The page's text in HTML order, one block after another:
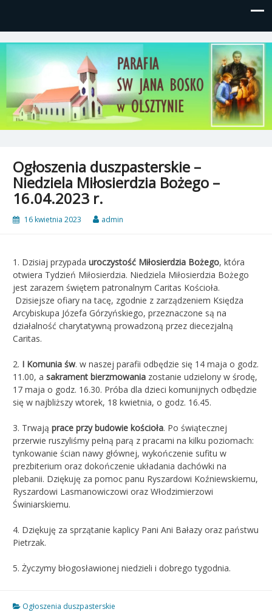
Parafia św, Jana Bosko w
Olsztynie
Gutkowo, ul. Żółkiewskiego 1
Ogłoszenia duszpasterskie –
Niedziela Miłosierdzia Bożego –
16.04.2023 r.
16 kwietnia 2023 admin
1. Dzisiaj przypada uroczystość Miłosierdzia Bożego, która
otwiera Tydzień Miłosierdzia. Niedziela Miłosierdzia Bożego
jest zarazem świętem patronalnym Caritas Kościoła.
Dzisiejsze ofiary na tacę, zgodnie z zarządzeniem Księdza
Arcybiskupa Józefa Górzyńskiego, przeznaczone są na
działalność charytatywną prowadzoną przez diecezjalną
Caritas.
2. I Komunia św. w naszej parafii odbędzie się 14 maja o godz.
11.00, a sakrament bierzmowania zostanie udzielony w środę,
17 maja o godz. 16.30. Próba dla dzieci komunijnych odbędzie
się w najbliższy wtorek, 18 kwietnia, o godz. 16.45.
3. Trwają prace przy budowie kościoła. Po świątecznej
przerwie ruszyliśmy pełną parą z pracami na kilku poziomach:
tynkowanie ścian nawy głównej, wykończenie sufitu w
prezbiterium oraz dokończenie układania dachówki na
plebanii. Dziękuję za pomoc panu Ryszardowi Koźniewskiemu,
Ryszardowi Lasmanowiczowi oraz Włodzimierzowi
Świniarskiemu.
4. Dziękuję za sprzątanie kaplicy Pani Ani Bałazy oraz państwu
Pietrzak.
5. Życzymy błogosławionej niedzieli i dobrego tygodnia.
Ogłoszenia duszpasterskie